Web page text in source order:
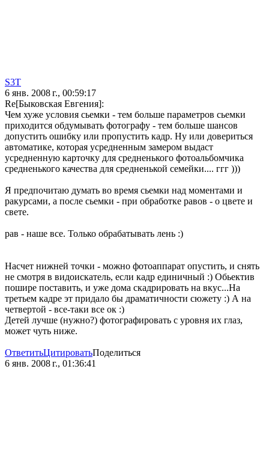
S3T
6 янв. 2008 г., 00:59:17
Re[Быковская Евгения]:
Чем хуже условия сьемки - тем больше параметров сьемки
приходится обдумывать фотографу - тем больше шансов
допустить ошибку или пропустить кадр. Ну или довериться
автоматике, которая усредненным замером выдаст
усредненную карточку для средненького фотоальбомчика
средненького качества для средненькой семейки.... ггг )))
Я предпочитаю думать во время сьемки над моментами и
ракурсами, а после сьемки - при обработке равов - о цвете и
свете.
рав - наше все. Только обрабатывать лень :)
Насчет нижней точки - можно фотоаппарат опустить, и снять
не смотря в видоискатель, если кадр единичный :) Обьектив
пошире поставить, и уже дома скадрировать на вкус...На
третьем кадре эт придало бы драматичности сюжету :) А на
четвертой - все-таки все ок :)
Детей лучше (нужно?) фотографировать с уровня их глаз,
может чуть ниже.
ОтветитьЦитироватьПоделиться
6 янв. 2008 г., 01:36:41